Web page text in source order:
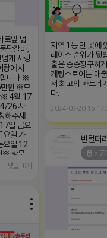
로앞 넓
닭갈비,
게 사랑
탕에서
니다 ※
만원 ※모
※ 4월 17
26 사
해주세
일 금요
일 가
요일 12
※ 방문
블로그체
4인 까
댓글: 0개
지역 1등 먼 곳에
레이스 순위가 뒷
출은 승승장구하
케팅스토어는 매
서 최고의 파트너
다.
2024-09-20
비공